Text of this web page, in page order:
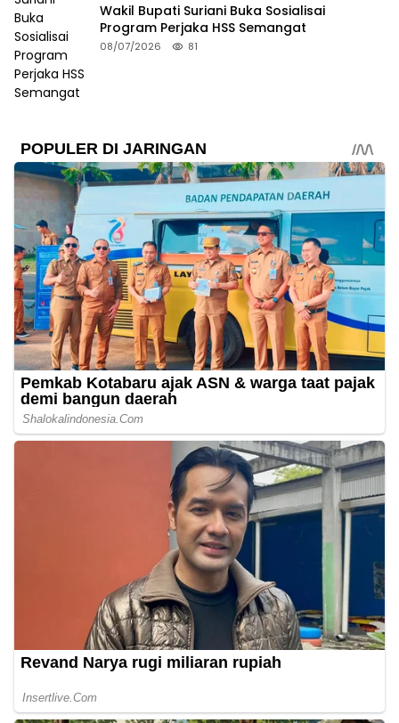
Wakil Bupati Suriani Buka Sosialisai
Program Perjaka HSS Semangat
08/07/2026 81